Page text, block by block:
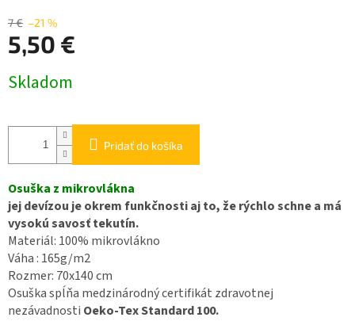
7 € –21 %
5,50 €
cena:
Skladom
Pridať do košíka
Osuška z mikrovlákna
jej devízou je okrem funkčnosti aj to, že rýchlo schne a má
vysokú savosť tekutín.
Materiál: 100% mikrovlákno
Váha : 165g/m2
Rozmer: 70x140 cm
Osuška spĺňa medzinárodnýcertifikát zdravotnej
nezávadnosti Oeko-Tex Standard 100.